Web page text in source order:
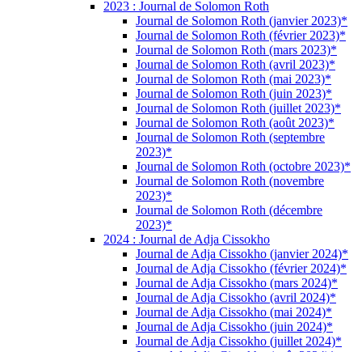
2023 : Journal de Solomon Roth
Journal de Solomon Roth (janvier 2023)*
Journal de Solomon Roth (février 2023)*
Journal de Solomon Roth (mars 2023)*
Journal de Solomon Roth (avril 2023)*
Journal de Solomon Roth (mai 2023)*
Journal de Solomon Roth (juin 2023)*
Journal de Solomon Roth (juillet 2023)*
Journal de Solomon Roth (août 2023)*
Journal de Solomon Roth (septembre
2023)*
Journal de Solomon Roth (octobre 2023)*
Journal de Solomon Roth (novembre
2023)*
Journal de Solomon Roth (décembre
2023)*
2024 : Journal de Adja Cissokho
Journal de Adja Cissokho (janvier 2024)*
Journal de Adja Cissokho (février 2024)*
Journal de Adja Cissokho (mars 2024)*
Journal de Adja Cissokho (avril 2024)*
Journal de Adja Cissokho (mai 2024)*
Journal de Adja Cissokho (juin 2024)*
Journal de Adja Cissokho (juillet 2024)*